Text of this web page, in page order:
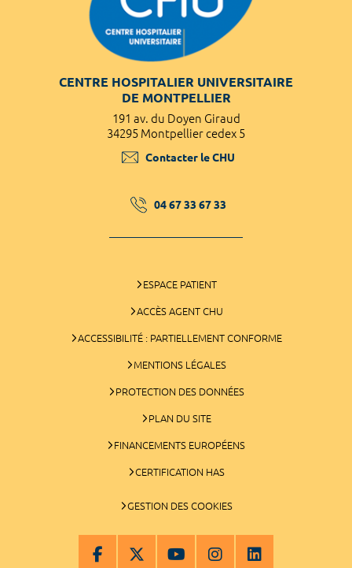
CENTRE HOSPITALIER UNIVERSITAIRE
DE MONTPELLIER
191 av. du Doyen Giraud
34295 Montpellier cedex 5
Contacter le CHU
04 67 33 67 33
ESPACE PATIENT
ACCÈS AGENT CHU
ACCESSIBILITÉ : PARTIELLEMENT CONFORME
MENTIONS LÉGALES
PROTECTION DES DONNÉES
PLAN DU SITE
FINANCEMENTS EUROPÉENS
CERTIFICATION HAS
GESTION DES COOKIES